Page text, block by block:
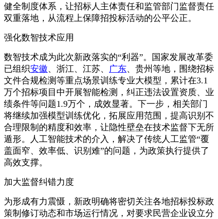
健全制度体系，让招标人主体责任和监管部门监督责任
双重落地，从流程上保障招投标活动的公平公正。
强化数智技术应用
数智技术成为此次新政落实的“利器”。国家发展改革委
已组织安徽、浙江、江苏、 广东、贵州等地，围绕招标
文件合规检测等重点场景训练专业大模型，累计在3.1
万个招标项目中开展智能检测，纠正违法设置资质、业
绩条件等问题1.9万个，成效显著。下一步，相关部门
将继续加强模型训练优化，拓展应用范围，提高识别不
合理限制的精度和效率，让隐性壁垒在技术监督下无所
遁形。人工智能技术的介入，解决了传统人工监管“覆
盖面窄、效率低、识别难”的问题，为政策执行提供了
高效支撑。
加大监督纠错力度
为形成有力震慑，新政明确将密切关注各地招标投标政
策制修订动态和市场运行情况，对要求民营企业设立分